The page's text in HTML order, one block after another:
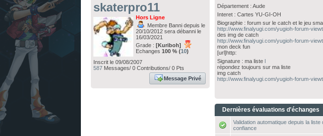
skaterpro11
Hors Ligne
Membre Banni depuis le
20/10/2012 sera débanni le
16/03/2021
Grade : [Kuriboh]
Echanges 100 % (10)
Inscrit le 09/08/2007
587 Messages/ 0 Contributions/ 0 Pts
Message Privé
Département : Aude
Interet : Cartes YU-GI-OH
Biographie : forum sur le catch et le jeu
http://www.finalyugi.com/yugioh-forum-
des img de catch
http://www.finalyugi.com/yugioh-forum-
mon deck fun
[url]http:
Signature : ma liste l
répondez toujours sur ma liste
img catch
http://www.finalyugi.com/yugioh-forum-
Dernières évaluations d'échanges
Validation automatique depuis la liste
confiance